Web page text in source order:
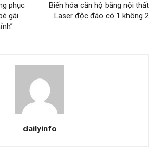
phục
gái
Biến hóa căn hộ bằng nội thất
Laser độc đáo có 1 không 2
dailyinfo